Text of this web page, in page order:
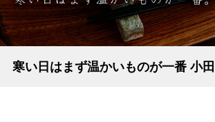
寒い日はまず温かいものが一番 小